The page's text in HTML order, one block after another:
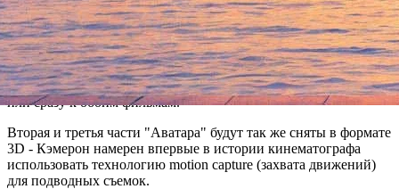
Выход второй части «Аватара», посвященной океанам
Пандоры, планировался к выходу на Рождество 2015 года, но
Кэмерон принял решение снимать вторую и третью часть
разом, и выход второй части был отложен на год.
Неизвестно, напишет ли Фридман сценарии к одной части
или сразу к обоим фильмам.
Вторая и третья части "Аватара" будут так же сняты в формате
3D - Кэмерон намерен впервые в истории кинематографа
использовать технологию motion capture (захвата движений)
для подводных съемок.